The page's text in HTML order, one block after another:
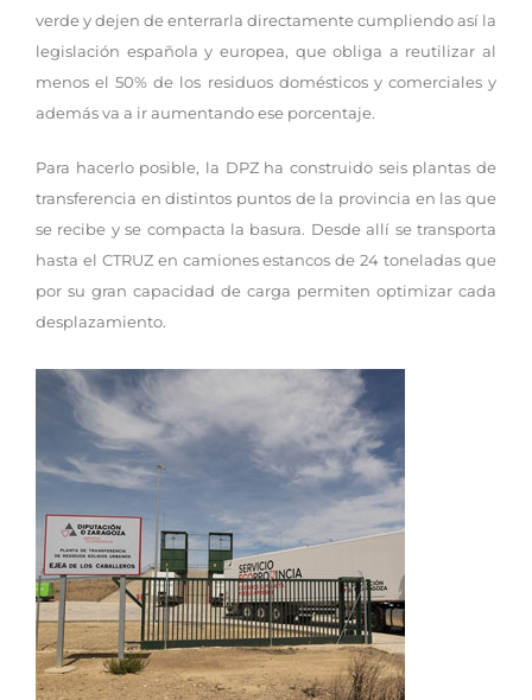
verde y dejen de enterrarla directamente cumpliendo así la
legislación española y europea, que obliga a reutilizar al
menos el 50% de los residuos domésticos y comerciales y
además va a ir aumentando ese porcentaje.
Para hacerlo posible, la DPZ ha construido seis plantas de
transferencia en distintos puntos de la provincia en las que
se recibe y se compacta la basura. Desde allí se transporta
hasta el CTRUZ en camiones estancos de 24 toneladas que
por su gran capacidad de carga permiten optimizar cada
desplazamiento.